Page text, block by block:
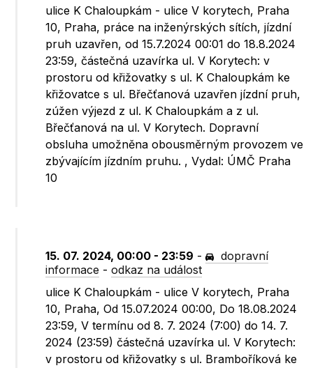
ulice K Chaloupkám - ulice V korytech, Praha
10, Praha, práce na inženýrských sítích, jízdní
pruh uzavřen, od 15.7.2024 00:01 do 18.8.2024
23:59, částečná uzavírka ul. V Korytech: v
prostoru od křižovatky s ul. K Chaloupkám ke
křižovatce s ul. Břečťanová uzavřen jízdní pruh,
zúžen výjezd z ul. K Chaloupkám a z ul.
Břečťanová na ul. V Korytech. Dopravní
obsluha umožněna obousměrným provozem ve
zbývajícím jízdním pruhu. , Vydal: ÚMČ Praha
10
15. 07. 2024, 00:00 - 23:59 -
dopravní
informace -odkaz na událost
ulice K Chaloupkám - ulice V korytech, Praha
10, Praha, Od 15.07.2024 00:00, Do 18.08.2024
23:59, V termínu od 8. 7. 2024 (7:00) do 14. 7.
2024 (23:59) částečná uzavírka ul. V Korytech:
v prostoru od křižovatky s ul. Bramboříková ke